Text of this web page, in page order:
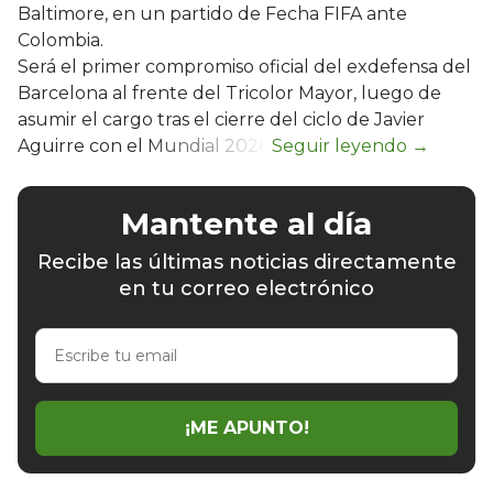
Baltimore, en un partido de Fecha FIFA ante
Colombia.
Será el primer compromiso oficial del exdefensa del
Barcelona al frente del Tricolor Mayor, luego de
asumir el cargo tras el cierre del ciclo de Javier
Aguirre con el Mundial 2026.
Mantente al día
Recibe las últimas noticias directamente
en tu correo electrónico
Escribe
email
¡ME APUNTO!